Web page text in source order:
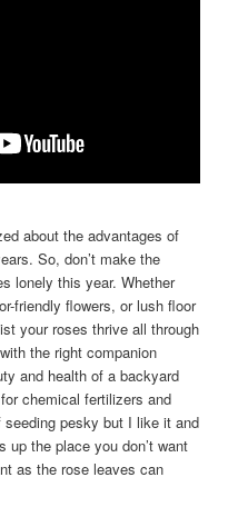
about the advantages of
So, don’t make the
lonely this year. Whether
friendly flowers, or lush floor
your roses thrive all through
the right companion
and health of a backyard
chemical fertilizers and
pesky but I like it and
the place you don’t want
as the rose leaves can